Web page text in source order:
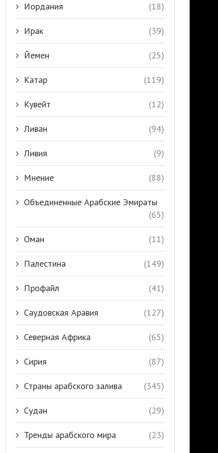
Иордания (18)
Ирак (39)
Йемен (25)
Катар (119)
Кувейт (12)
Ливан (94)
Ливия (9)
Мнение (88)
Объединенные Арабские Эмираты
(65)
Оман (11)
Палестина (149)
Профайл (41)
Саудовская Аравия (127)
Северная Африка (65)
Сирия (87)
Страны арабского залива (345)
Судан (29)
Тренды арабского мира (23)